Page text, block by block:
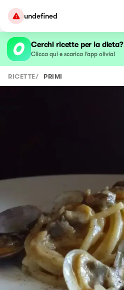
undefined
Cerchi ricette per la dieta?
Clicca qui e scarica l’app olivia!
RICETTE/ PRIMI